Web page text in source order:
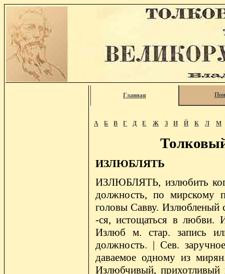
Главная
А Б В Г Д Е Ж З И Й К Л М
ИЗЛЮБЛЯТЬ
ИЗЛЮБЛЯТЬ, излюбить
должность, по мирскому
головы Савву. Излюбленый
-ся, истощаться в любви.
Излюб м. стар. запись
должность. | Сев.
даваемое одному из
Излюбчивый, прихотливый